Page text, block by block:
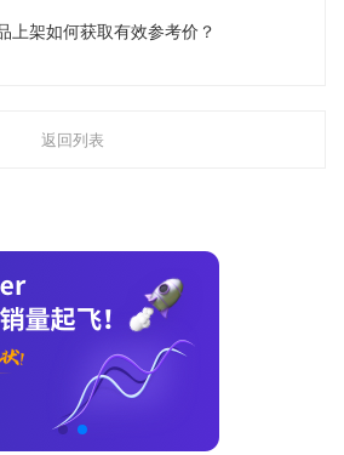
上架如何获取有效参考价？
返回列表